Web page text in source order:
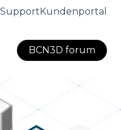
Kundenportal
BCN3D forum